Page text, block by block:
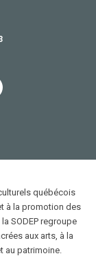
québécois
à la promotion des
SODEP regroupe
aux arts, à la
au patrimoine.